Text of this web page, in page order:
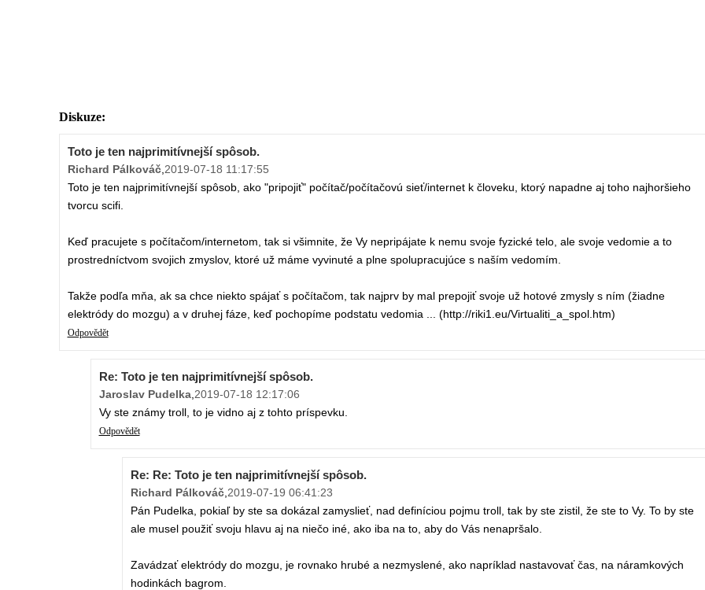
Diskuze:
Toto je ten najprimitívnejší spôsob.
Richard Pálkováč,2019-07-18 11:17:55
Toto je ten najprimitívnejší spôsob, ako "pripojiť" počítač/počítačovú sieť/internet k človeku, ktorý napadne aj toho najhoršieho
tvorcu scifi.
Keď pracujete s počítačom/internetom, tak si všimnite, že Vy nepripájate k nemu svoje fyzické telo, ale svoje vedomie a to
prostredníctvom svojich zmyslov, ktoré už máme vyvinuté a plne spolupracujúce s naším vedomím.
Takže podľa mňa, ak sa chce niekto spájať s počítačom, tak najprv by mal prepojiť svoje už hotové zmysly s ním (žiadne
elektródy do mozgu) a v druhej fáze, keď pochopíme podstatu vedomia ... (http://riki1.eu/Virtualiti_a_spol.htm)
Odpovědět
Re: Toto je ten najprimitívnejší spôsob.
Jaroslav Pudelka,2019-07-18 12:17:06
Vy ste známy troll, to je vidno aj z tohto príspevku.
Odpovědět
Re: Re: Toto je ten najprimitívnejší spôsob.
Richard Pálkováč,2019-07-19 06:41:23
Pán Pudelka, pokiaľ by ste sa dokázal zamyslieť, nad definíciou pojmu troll, tak by ste zistil, že ste to Vy. To by ste
ale musel použiť svoju hlavu aj na niečo iné, ako iba na to, aby do Vás nenapršalo.
Zavádzať elektródy do mozgu, je rovnako hrubé a nezmyslené, ako napríklad nastavovať čas, na náramkových
hodinkách bagrom.